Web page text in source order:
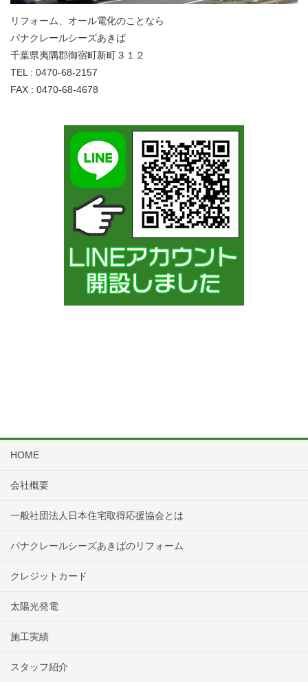
リフォーム、オール電化のことなら
パナクレールシーズあきば
千葉県夷隅郡御宿町新町３１２
TEL : 0470-68-2157
FAX : 0470-68-4678
HOME
会社概要
一般社団法人日本住宅取得応援協会とは
パナクレールシーズあきばのリフォーム
クレジットカード
太陽光発電
施工実績
スタッフ紹介